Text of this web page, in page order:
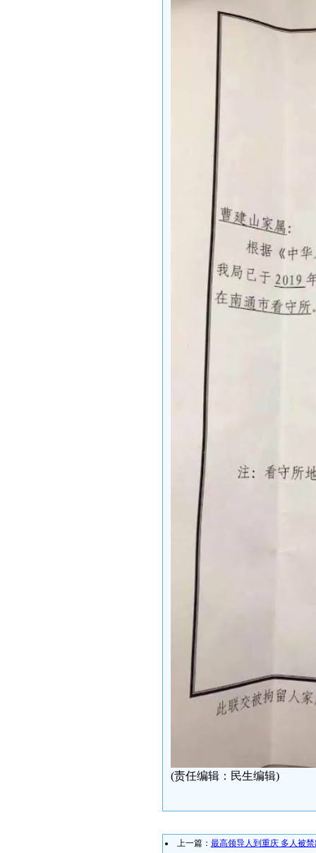
(责任编辑：民生编辑)
上一篇： 最高领导人到重庆 多人被